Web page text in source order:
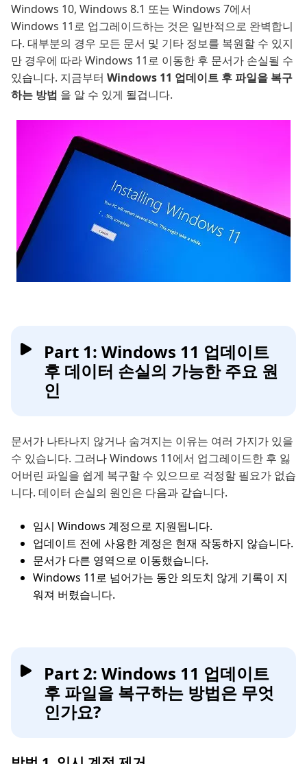
Windows 10, Windows 8.1 또는 Windows 7에서
Windows 11로 업그레이드하는 것은 일반적으로 완벽합니
다. 대부분의 경우 모든 문서 및 기타 정보를 복원할 수 있지
만 경우에 따라 Windows 11로 이동한 후 문서가 손실될 수
있습니다. 지금부터 Windows 11 업데이트 후 파일을 복구
하는 방법 을 알 수 있게 될겁니다.
Part 1: Windows 11 업데이트
후 데이터 손실의 가능한 주요 원
인
문서가 나타나지 않거나 숨겨지는 이유는 여러 가지가 있을
수 있습니다. 그러나 Windows 11에서 업그레이드한 후 잃
어버린 파일을 쉽게 복구할 수 있으므로 걱정할 필요가 없습
니다. 데이터 손실의 원인은 다음과 같습니다.
임시 Windows 계정으로 지원됩니다.
업데이트 전에 사용한 계정은 현재 작동하지 않습니다.
문서가 다른 영역으로 이동했습니다.
Windows 11로 넘어가는 동안 의도치 않게 기록이 지
워져 버렸습니다.
Part 2: Windows 11 업데이트
후 파일을 복구하는 방법은 무엇
인가요?